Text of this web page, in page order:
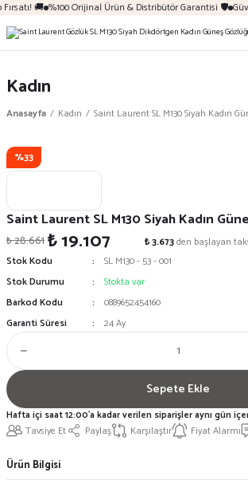
🚚 %100 Orijinal Ürün & Distribütör Garantisi 🛡️
Kadın
Anasayfa Kadın Saint Laurent SL M130 Siyah Kadın
%33
Saint Laurent SL M130 Siyah Kadın
₺ 28.661₺ 19.107 ₺ 3.673den başlayan
Stok Kodu
SL M130 - 53 - 001
Stok Durumu
Stokta var
Barkod Kodu
0889652454160
Garanti Süresi
24 Ay
Sepete Ekle
Tavsiye Et Paylaş Karşılaştır Fiyat Alarmı
Hafta içi saat 12:00'a kadar verilen siparişler aynı gün
Ürün Bilgisi